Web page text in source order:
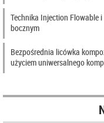
Technika Injection Flowable
bocznym
Bezpośrednia licówka
użyciem uniwersalnego